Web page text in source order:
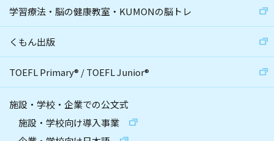
学習療法・脳の健康教室・KUMONの脳トレ
くもん出版
TOEFL Primary® /TOEFL Junior®
施設・学校・企業での公文式
施設・学校向け導入事業